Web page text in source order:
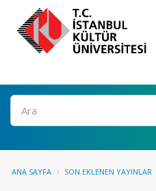
Ara
ANA SAYFA SON EKLENEN YAYINLAR